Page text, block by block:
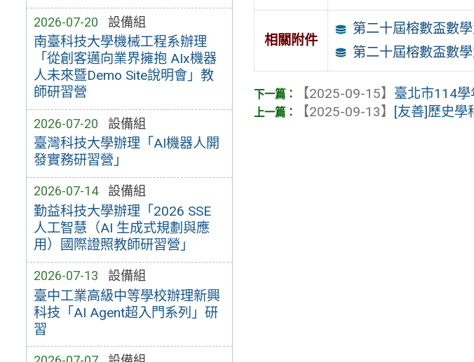
2026-07-20 設備組
南臺科技大學機械工程系辦理
「從創客邁向業界擁抱 AIx機器
人未來暨Demo Site說明會」教
師研習營
2026-07-20 設備組
臺灣科技大學辦理「AI機器人開
發實務研習營」
2026-07-14 設備組
勤益科技大學辦理「2026 SSE
人工智慧（AI 生成式規劃與應
用）國際證照教師研習營」
2026-07-13 設備組
臺中工業高級中等學校辦理新興
科技「AI Agent超入門系列」研
習
相關附件
第二十屆榕數盃數
第二十屆榕數盃數
【2025-09-15】 臺北市114
【2025-09-13】 [友善]歷史學